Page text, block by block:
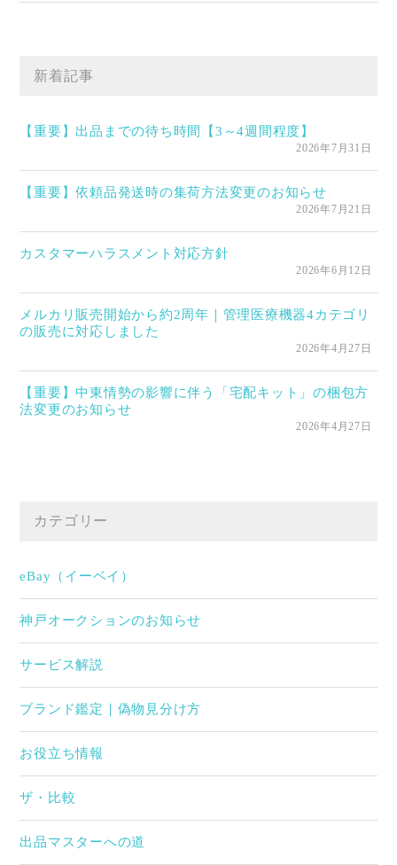
新着記事
【重要】出品までの待ち時間【3～4週間程度】
2026年7月31日
【重要】依頼品発送時の集荷方法変更のお知らせ
2026年7月21日
カスタマーハラスメント対応方針
2026年6月12日
メルカリ販売開始から約2周年｜管理医療機器4カテゴリ
の販売に対応しました
2026年4月27日
【重要】中東情勢の影響に伴う「宅配キット」の梱包方
法変更のお知らせ
2026年4月27日
カテゴリー
eBay（イーベイ）
神戸オークションのお知らせ
サービス解説
ブランド鑑定｜偽物見分け方
お役立ち情報
ザ・比較
出品マスターへの道